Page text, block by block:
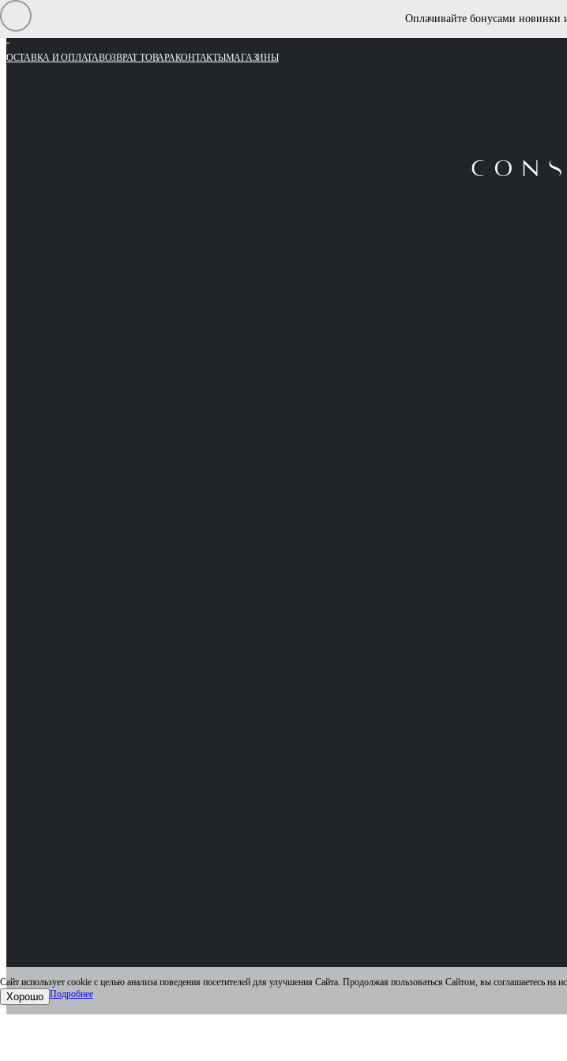
Оплачивайте бонусами новинки
ДОСТАВКА И ОПЛАТАВОЗВРАТ ТОВАРАКОНТАКТЫМАГАЗИНЫ
Сайт использует cookie с целью анализа поведения посетителей для улучшения Сайта. Продолжая пользоваться Сайтом, вы соглашаетесь
Хорошо Подробнее